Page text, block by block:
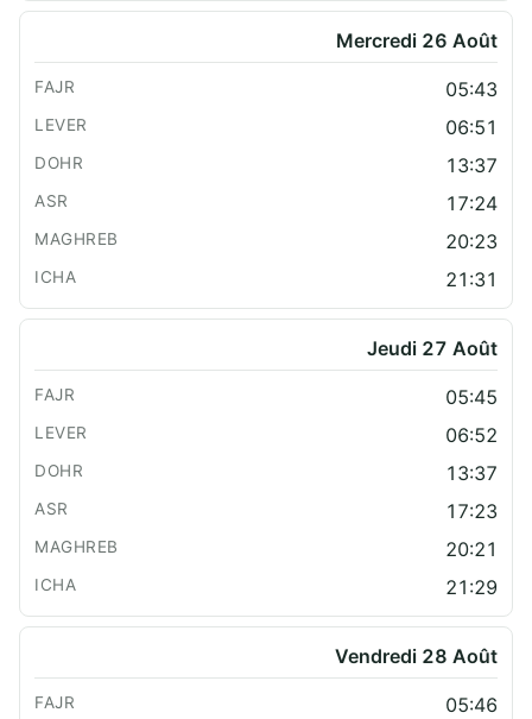
Mercredi 26 Août
05:43
06:51
13:37
17:24
20:23
21:31
Jeudi 27 Août
05:45
06:52
13:37
17:23
20:21
21:29
Vendredi 28 Août
05:46